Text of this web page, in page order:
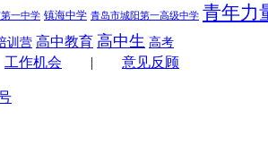
一中学 镇海中学 青岛市城阳第一高级中学 青年力
训营 高中教育 高中生 高考
工作机会 | 意见反顾